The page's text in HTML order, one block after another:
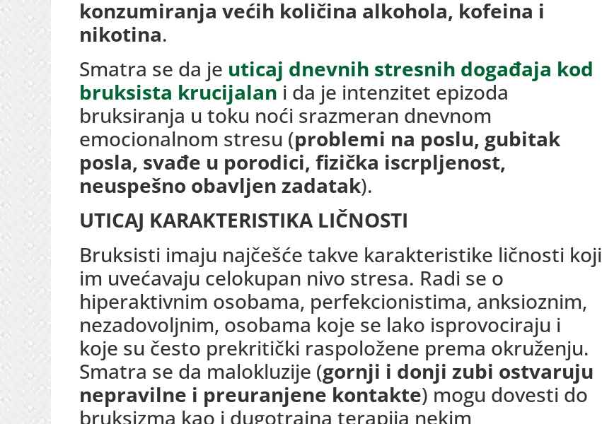
konzumiranja većih količina alkohola, kofeina i
nikotina.
Smatra se da je uticaj dnevnih stresnih događaja kod
bruksista krucijalan i da je intenzitet epizoda
bruksiranja u toku noći srazmeran dnevnom
emocionalnom stresu (problemi na poslu, gubitak
posla, svađe u porodici, fizička iscrpljenost,
neuspešno obavljen zadatak).
UTICAJ KARAKTERISTIKA LIČNOSTI
Bruksisti imaju najčešće takve karakteristike ličnosti koji
im uvećavaju celokupan nivo stresa. Radi se o
hiperaktivnim osobama, perfekcionistima, anksioznim,
nezadovoljnim, osobama koje se lako isprovociraju i
koje su često prekritički raspoložene prema okruženju.
Smatra se da malokluzije (gornji i donji zubi ostvaruju
nepravilne i preuranjene kontakte) mogu dovesti do
bruksizma kao i dugotrajna terapija nekim